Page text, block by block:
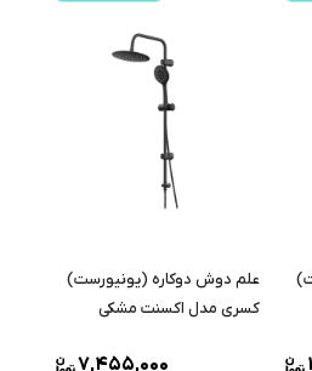
علم دوش دوکاره (یونیورست)
کسری مدل اکسنت مشکی
7,455,000